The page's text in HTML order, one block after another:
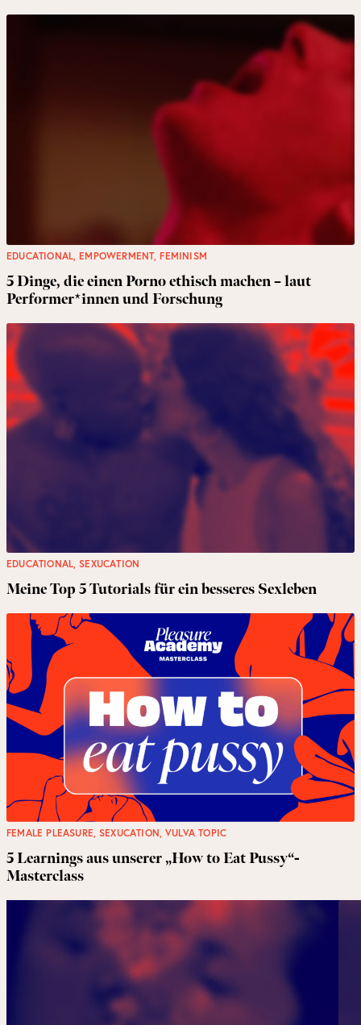
EDUCATIONAL ,EMPOWERMENT,FEMINISM
5 Dinge, die einen Porno ethisch machen – laut
Performer*innen und Forschung
EDUCATIONAL,SEXUCATION
Meine Top 5 Tutorials für ein besseres Sexleben
FEMALE PLEASURE, SEXUCATION, VULVA TOPIC
5 Learnings aus unserer „How to Eat Pussy“-
Masterclass